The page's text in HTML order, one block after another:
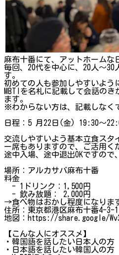
麻布十番にて、アットホームな
毎回、20代を中心に、20人～
す。
初めての人も参加しやすいよう
MBTIを名札に記載して会話の
ます。
※わからない方は、記載しなくて
日程：5 月22日(金) 19:30～
交流しやすいよう基本立食スタ
ー席もありますので、ご活用く
途中入場、途中退出OKですの
場所：アルカサバ麻布十番
料金
- 1ドリンク：1,500円
- 飲み放題： 2,000円
→食べ物はおかし程度になりま
住所：東京都港区麻布十番4-
地図：https://share.google/
【こんな人にオススメ】
・韓国語を話したい日本人の方
・日本語を話したい韓国人の方